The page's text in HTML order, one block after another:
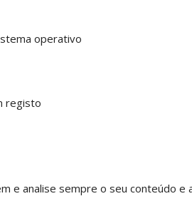
operativo
registo
e analise sempre o seu conteúdo e